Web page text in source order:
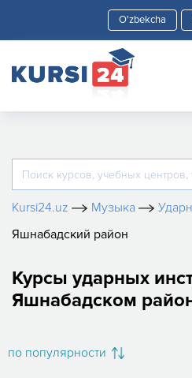
Kursi24.uz Музыка
Яшнабадский район
Курсы ударных
Яшнабадском
по популярности